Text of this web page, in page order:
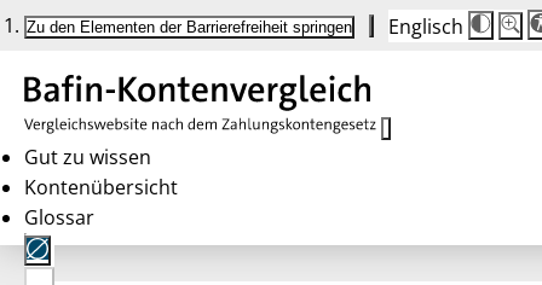
Zu den Elementen der Barrierefreiheit springen Englisch
Die
100
Gut zu wissen
Kontenübersicht
Glossar